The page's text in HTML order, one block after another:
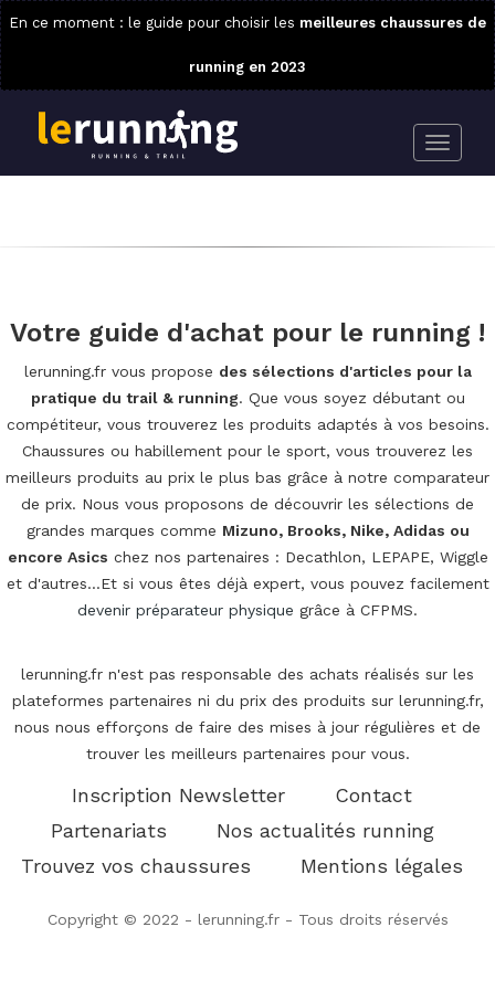
En ce moment : le guide pour choisir les meilleures chaussures de
running en 2023
Votre guide d'achat pour le running !
lerunning.fr vous propose des sélections d'articles pour la
pratique du trail & running. Que vous soyez débutant ou
compétiteur, vous trouverez les produits adaptés à vos besoins.
Chaussures ou habillement pour le sport, vous trouverez les
meilleurs produits au prix le plus bas grâce à notre comparateur
de prix. Nous vous proposons de découvrir les sélections de
grandes marques comme Mizuno, Brooks, Nike, Adidas ou
encore Asics chez nos partenaires : Decathlon, LEPAPE, Wiggle
et d'autres...Et si vous êtes déjà expert, vous pouvez facilement
devenir préparateur physique grâce à CFPMS.
lerunning.fr n'est pas responsable des achats réalisés sur les
plateformes partenaires ni du prix des produits sur lerunning.fr,
nous nous efforçons de faire des mises à jour régulières et de
trouver les meilleurs partenaires pour vous.
Inscription Newsletter
Contact
Partenariats
Nos actualités running
Trouvez vos chaussures
Mentions légales
Copyright © 2022 - lerunning.fr - Tous droits réservés